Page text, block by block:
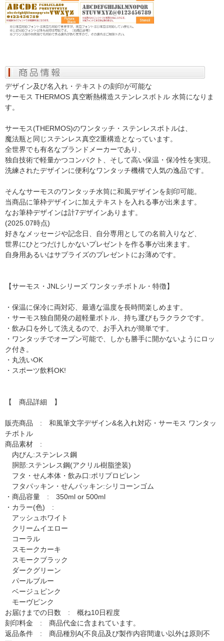
デザイン及び名入れ・テキストの刻印が可能な
サーモス THERMOS 真空断熱構造ステンレスボトル 水筒になりま
す。
サーモス(THERMOS)のワンタッチ・ステンレスボトルは、
魔法瓶と同じステンレス真空2重構造となっています。
全世界でも有名なブランドメーカーであり、
独自技術で軽量かつコンパクト、そして高い保温・保冷性を実現。
洗練されたデザインに便利なワンタッチ機構で人気の逸品です。
そんなサーモスのワンタッチ水筒に和風デザインを刻印可能。
当商品に筆枠デザインに加えテキストを入れる事が出来ます。
なお筆枠デザインは計7デザインあります。
(2025.07時点)
好きなメッセージや記念日、自分専用としての名前入りなど、
世界にひとつだけしかないプレゼントを作る事が出来ます。
自身用あるいはサプライズのプレゼントにお薄めです。
【サーモス・JNLシリーズ ワンタッチボトル・特徴】
・保温に保冷に両対応、最適な温度を長時間楽しめます。
・サーモス独自開発の超軽量ボトル、持ち運びもラクラクです。
・飲み口を外して洗えるので、お手入れが簡単です。
・ワンタッチでオープン可能で、しかも勝手に開かないようにロッ
ク付き。
・丸洗いOK
・スポーツ飲料OK!
【 商品詳細 】
販売商品 : 和風筆文字デザイン&名入れ対応・サーモス ワンタッ
チボトル
商品素材 :
内びん:ステンレス鋼
胴部:ステンレス鋼(アクリル樹脂塗装)
フタ・せん本体・飲み口:ポリプロピレン
フタパッキン・せんパッキン:シリコーンゴム
・商品容量 : 350ml or 500ml
・カラー(色) :
アッシュホワイト
クリームイエロー
コーラル
スモークカーキ
スモークブラック
ダークグリーン
パールブルー
ベージュピンク
モーヴピンク
お届けまでの日数 : 概ね10日程度
刻印料金 : 商品代金に含まれています。
返品条件 : 商品種別A(不良品及び製作内容間違い以外は原則不